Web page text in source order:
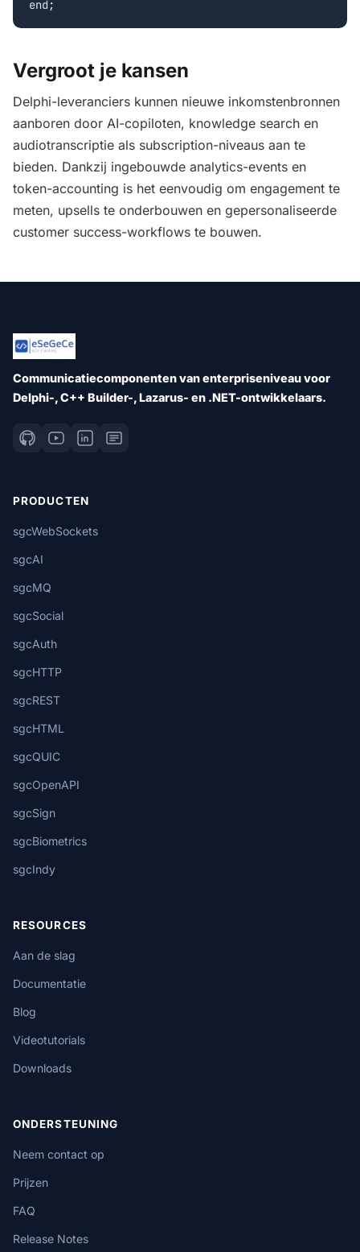
Vergroot je kansen
Delphi-leveranciers kunnen nieuwe inkomstenbronnen
aanboren door AI-copiloten, knowledge search en
audiotranscriptie als subscription-niveaus aan te
bieden. Dankzij ingebouwde analytics-events en
token-accounting is het eenvoudig om engagement te
meten, upsells te onderbouwen en gepersonaliseerde
customer success-workflows te bouwen.
Communicatiecomponenten van enterpriseniveau voor
Delphi-, C++ Builder-, Lazarus- en .NET-ontwikkelaars.
PRODUCTEN
sgcWebSockets
sgcAI
sgcMQ
sgcSocial
sgcAuth
sgcHTTP
sgcREST
sgcHTML
sgcQUIC
sgcOpenAPI
sgcSign
sgcBiometrics
sgcIndy
RESOURCES
Aan de slag
Documentatie
Blog
Videotutorials
Downloads
ONDERSTEUNING
Neem contact op
Prijzen
FAQ
Release Notes